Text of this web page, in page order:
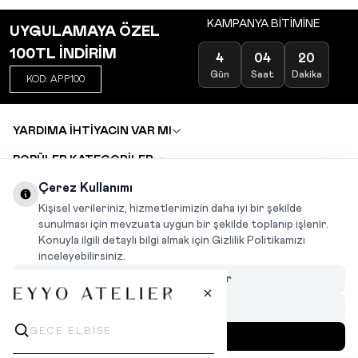
UYGULAMAYA ÖZEL
100TL İNDİRİM
KOD: APP100
KAMPANYA BİTİMİNE
4
Gün
04
Saat
20
Dakika
YARDIMA İHTİYACIN VAR MI
POPÜLER KATEGORİLER
DEĞİŞİM VE İADE TALEBİ
KARIYER
INSTAGRAM
Çerez Kullanımı
Kişisel verileriniz, hizmetlerimizin daha iyi bir şekilde
sunulması için mevzuata uygun bir şekilde toplanıp işlenir.
Konuyla ilgili detaylı bilgi almak için Gizlilik Politikamızı
inceleyebilirsiniz.
Çerezleri Özelleştir